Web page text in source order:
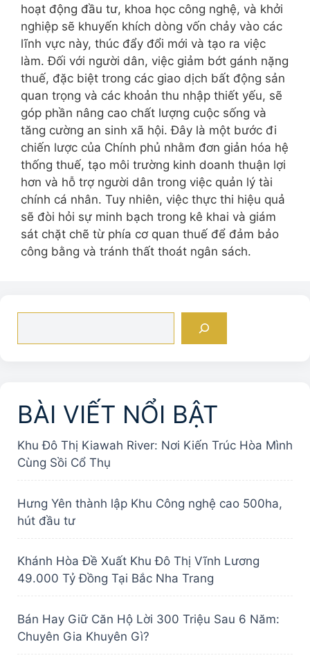
hoạt động đầu tư, khoa học công nghệ, và khởi
nghiệp sẽ khuyến khích dòng vốn chảy vào các
lĩnh vực này, thúc đẩy đổi mới và tạo ra việc
làm. Đối với người dân, việc giảm bớt gánh nặng
thuế, đặc biệt trong các giao dịch bất động sản
quan trọng và các khoản thu nhập thiết yếu, sẽ
góp phần nâng cao chất lượng cuộc sống và
tăng cường an sinh xã hội. Đây là một bước đi
chiến lược của Chính phủ nhằm đơn giản hóa hệ
thống thuế, tạo môi trường kinh doanh thuận lợi
hơn và hỗ trợ người dân trong việc quản lý tài
chính cá nhân. Tuy nhiên, việc thực thi hiệu quả
sẽ đòi hỏi sự minh bạch trong kê khai và giám
sát chặt chẽ từ phía cơ quan thuế để đảm bảo
công bằng và tránh thất thoát ngân sách.
BÀI VIẾT NỔI BẬT
Khu Đô Thị Kiawah River: Nơi Kiến Trúc Hòa Mình
Cùng Sồi Cổ Thụ
Hưng Yên thành lập Khu Công nghệ cao 500ha,
hút đầu tư
Khánh Hòa Đề Xuất Khu Đô Thị Vĩnh Lương
49.000 Tỷ Đồng Tại Bắc Nha Trang
Bán Hay Giữ Căn Hộ Lời 300 Triệu Sau 6 Năm:
Chuyên Gia Khuyên Gì?